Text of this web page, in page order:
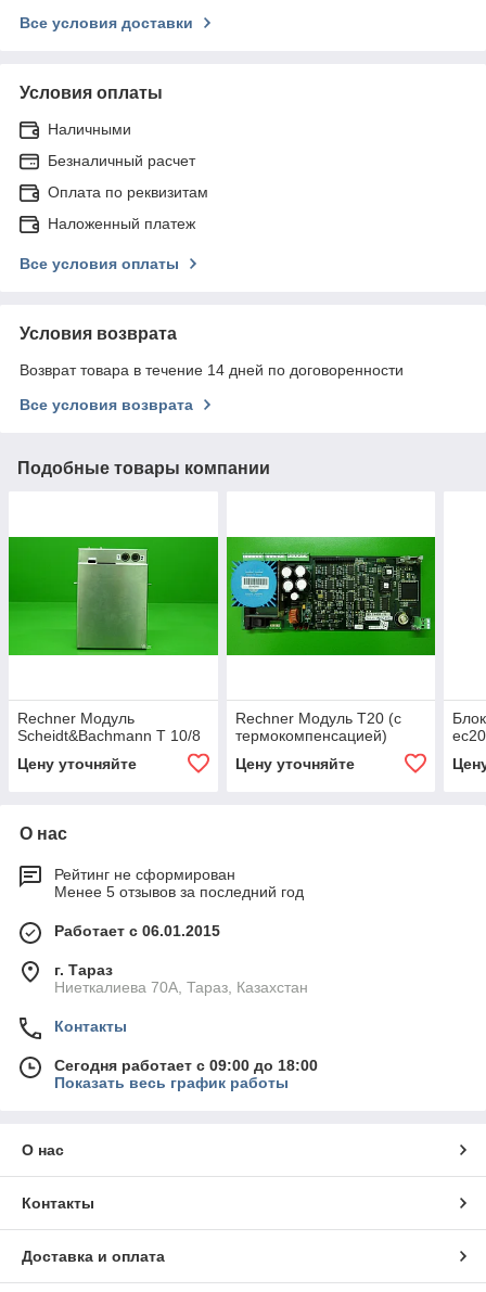
Все условия доставки
Условия оплаты
Наличными
Безналичный расчет
Оплата по реквизитам
Наложенный платеж
Все условия оплаты
Условия возврата
Возврат товара в течение 14 дней по договоренности
Все условия возврата
Подобные товары компании
Rechner Модуль
Scheidt&Bachmann Т 10/8
Цену уточняйте
Rechner Модуль Т20 (с
термокомпенсацией)
Цену уточняйте
О нас
Рейтинг не сформирован
Менее 5 отзывов за последний год
Работает с 06.01.2015
г. Тараз
Ниеткалиева 70А, Тараз, Казахстан
Контакты
Сегодня работает с 09:00 до 18:00
Показать весь график работы
О нас
Контакты
Доставка и оплата